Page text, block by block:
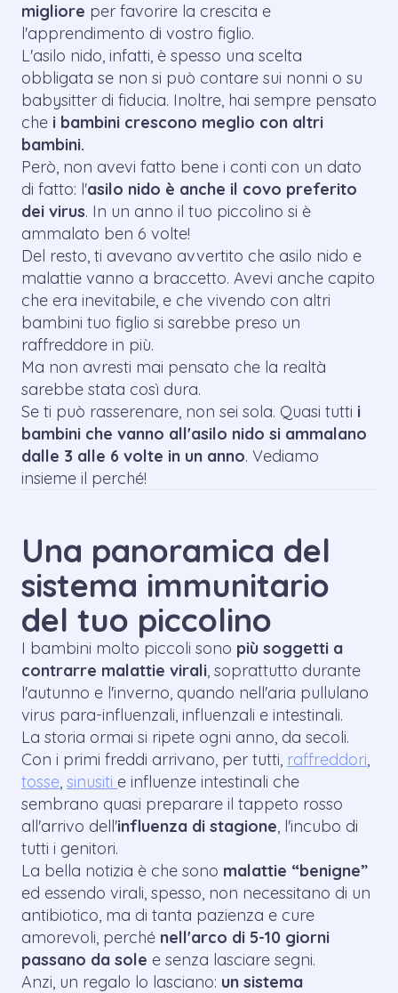
migliore per favorire la crescita e
l'apprendimento di vostro figlio.
L'asilo nido, infatti, è spesso una scelta
obbligata se non si può contare sui nonni o su
babysitter di fiducia. Inoltre, hai sempre pensato
che i bambini crescono meglio con altri
bambini.
Però, non avevi fatto bene i conti con un dato
di fatto: l'asilo nido è anche il covo preferito
dei virus. In un anno il tuo piccolino si è
ammalato ben 6 volte!
Del resto, ti avevano avvertito che asilo nido e
malattie vanno a braccetto. Avevi anche capito
che era inevitabile, e che vivendo con altri
bambini tuo figlio si sarebbe preso un
raffreddore in più.
Ma non avresti mai pensato che la realtà
sarebbe stata così dura.
Se ti può rasserenare, non sei sola. Quasi tutti i
bambini che vanno all'asilo nido si ammalano
dalle 3 alle 6 volte in un anno. Vediamo
insieme il perché!
Una panoramica del
sistema immunitario
del tuo piccolino
I bambini molto piccoli sono più soggetti a
contrarre malattie virali, soprattutto durante
l'autunno e l'inverno, quando nell'aria pullulano
virus para-influenzali, influenzali e intestinali.
La storia ormai si ripete ogni anno, da secoli.
Con i primi freddi arrivano, per tutti, raffreddori,
tosse, sinusiti e influenze intestinali che
sembrano quasi preparare il tappeto rosso
all'arrivo dell'influenza di stagione, l'incubo di
tutti i genitori.
La bella notizia è che sono malattie “benigne”
ed essendo virali, spesso, non necessitano di un
antibiotico, ma di tanta pazienza e cure
amorevoli, perché nell'arco di 5-10 giorni
passano da sole e senza lasciare segni.
Anzi, un regalo lo lasciano: un sistema